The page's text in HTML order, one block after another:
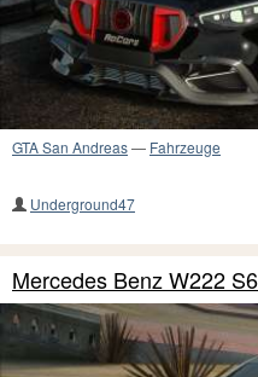
GTA San Andreas— Fahrzeuge
Underground47
Mercedes Benz W222